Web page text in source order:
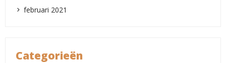
februari 2021
Categorieën